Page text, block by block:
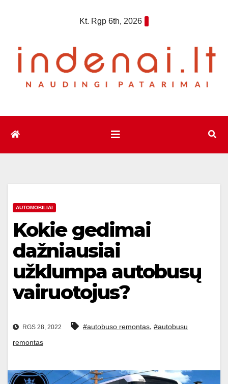
Kt. Rgp 6th, 2026
AUTOMOBILIAI
Kokie gedimai
dažniausiai
užklumpa autobusų
vairuotojus?
RGS 28, 2022 #autobuso remontas, #autobusu
remontas